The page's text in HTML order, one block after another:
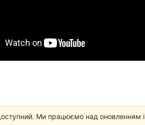
Ми працюємо над оновленням